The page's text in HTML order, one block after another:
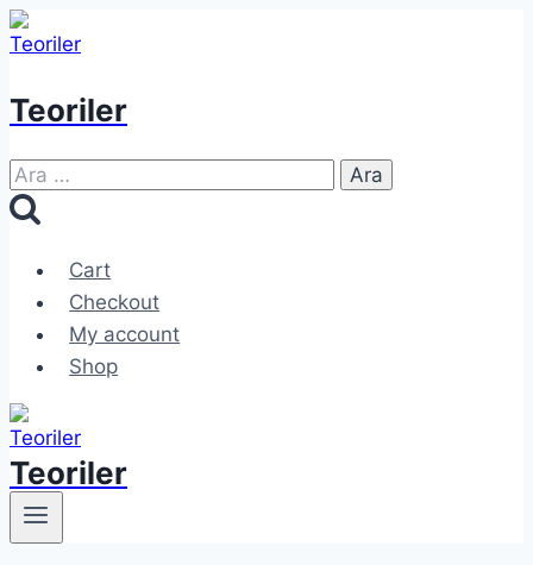
Skip
to
Teoriler
Arama:
Cart
Checkout
My account
Shop
Teoriler